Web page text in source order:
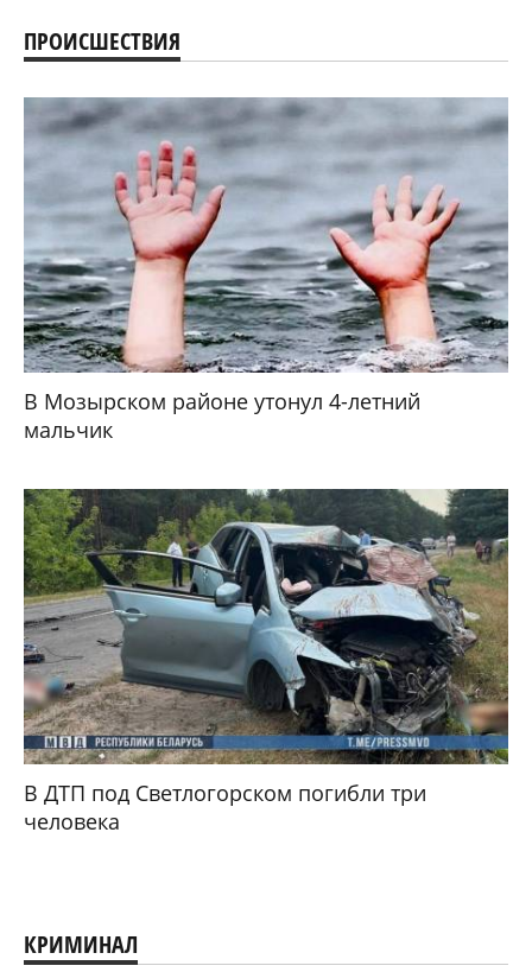
ПРОИСШЕСТВИЯ
В Мозырском районе утонул 4-летний
мальчик
В ДТП под Светлогорском погибли три
человека
КРИМИНАЛ